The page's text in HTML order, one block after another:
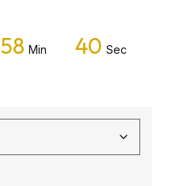
58 Min 40 Sec